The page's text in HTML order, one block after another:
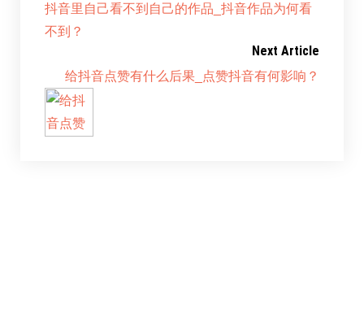
抖音里自己看不到自己的作品_抖音作品为何看
不到？
Next Article
给抖音点赞有什么后果_点赞抖音有何影响？